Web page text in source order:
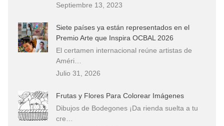
Septiembre 13, 2023
Siete países ya están representados en el
Premio Arte que Inspira OCBAL 2026
El certamen internacional reúne artistas de
Améri…
Julio 31, 2026
Frutas y Flores Para Colorear Imágenes
Dibujos de Bodegones ¡Da rienda suelta a tu
cre…